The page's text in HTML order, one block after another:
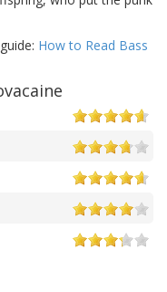
How to Read Bass